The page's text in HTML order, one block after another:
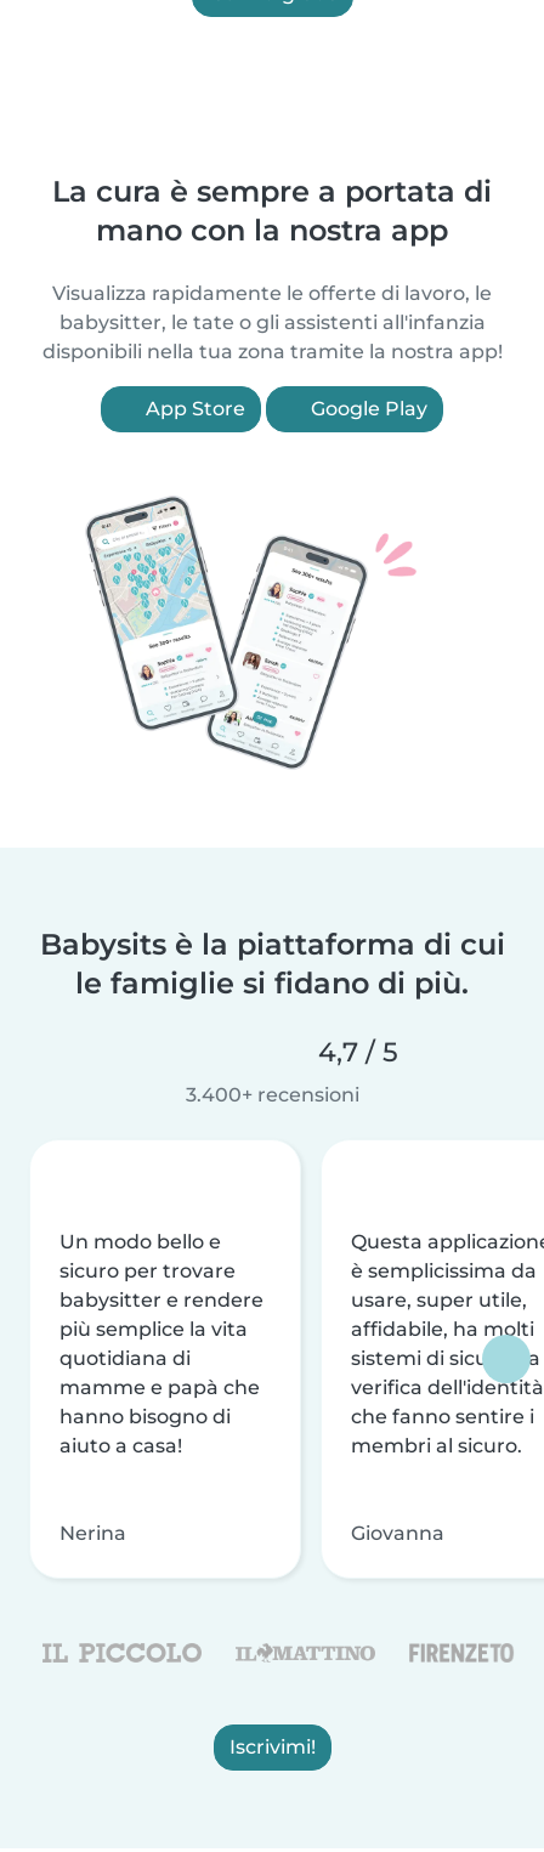
La cura è sempre a portata di
mano con la nostra app
Visualizza rapidamente le offerte di lavoro, le
babysitter, le tate o gli assistenti all'infanzia
disponibili nella tua zona tramite la nostra app!
App Store Google Play
Babysits è la piattaforma di cui
le famiglie si fidano di più.
4,7 / 5
3.400+ recensioni
Un modo bello e
sicuro per trovare
babysitter e rendere
più semplice la vita
quotidiana di
mamme e papà che
hanno bisogno di
aiuto a casa!
Nerina
Questa
è semplicissima da
usare, super utile,
affidabile, ha molti
sistemi di sicurezza
verifica dell'identità
che fanno sentire i
membri al sicuro.
Giovanna
Iscrivimi!